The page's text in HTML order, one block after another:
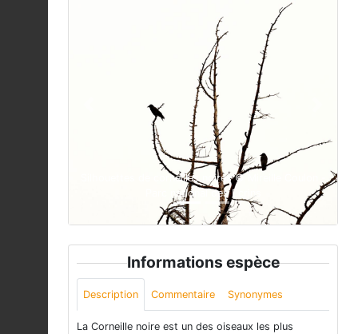
Silhouettes de corneilles noires © Mireille Coulon -
Parc national des Ecrins
Informations espèce
Description Commentaire Synonymes
La Corneille noire est un des oiseaux les plus